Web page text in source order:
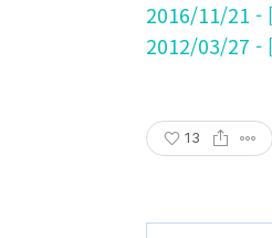
2016/11/21 - [
2012/03/27 - [
13